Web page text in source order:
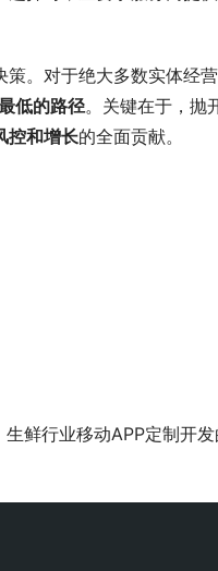
。对于绝大多数实体经营
低的路径。关键在于，抛
控和增长的全面贡献。
生鲜行业移动APP定制开